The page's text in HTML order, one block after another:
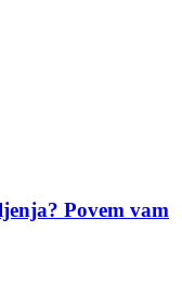
Povem vam